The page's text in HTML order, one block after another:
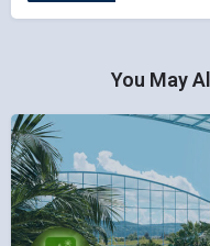
You May